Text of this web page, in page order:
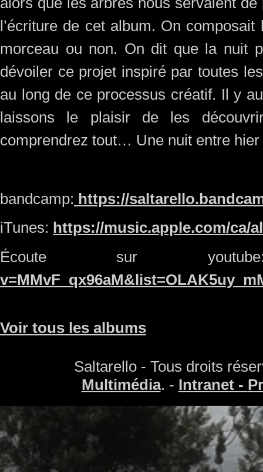
l’écriture de cet album. On
morceau ou non. On dit que la nuit
dévoiler ce projet inspiré par toutes
au long de ce processus créatif. Il y
laissons le plaisir de les
comprendrez tout… Une nuit entre
bandcamp: https://
iTunes: https://music.apple.com/ca/
Écoute sur
Voir tous les albums
Saltarello - Tous droits
Multimédia. - Intranet -